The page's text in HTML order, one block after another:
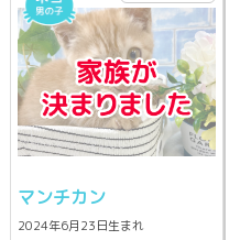
マンチカン
2024年6月23日生まれ